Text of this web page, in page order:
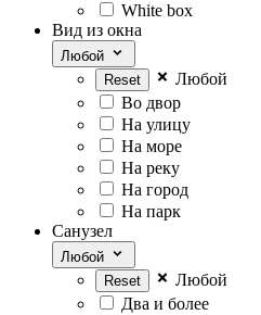
White box
Вид из окна
Любой
Любой
Во двор
На улицу
На море
На реку
На город
На парк
Санузел
Любой
Любой
Два и более